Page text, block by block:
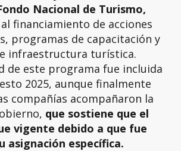
Nacional de Turismo,
financiamiento de acciones
programas de capacitación y
infraestructura turística.
de este programa fue incluida
2025, aunque finalmente
compañías acompañaron la
que sostiene que el
vigente debido a que fue
asignación específica.